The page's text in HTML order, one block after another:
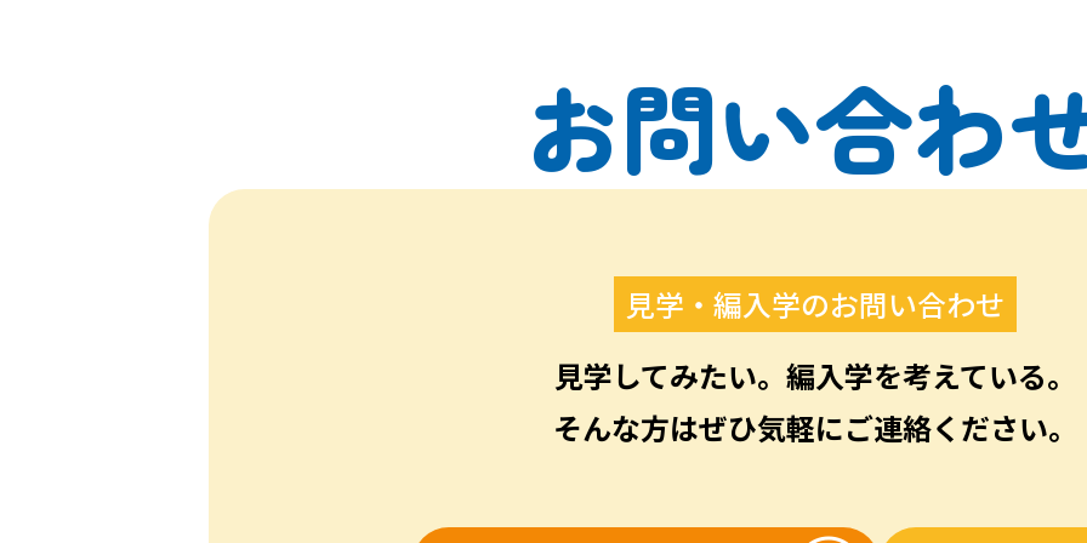
お問い合わ
見学・編入学のお問い合わせ
見学してみたい。編入学を考えている。
そんな方はぜひ気軽にご連絡ください。